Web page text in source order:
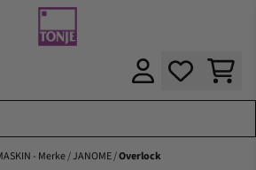
- Merke/JANOME/Overlock